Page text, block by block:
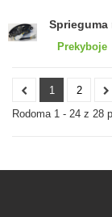
Sprieguma
Prekyboje
1
2
Rodoma 1 - 24 z 28